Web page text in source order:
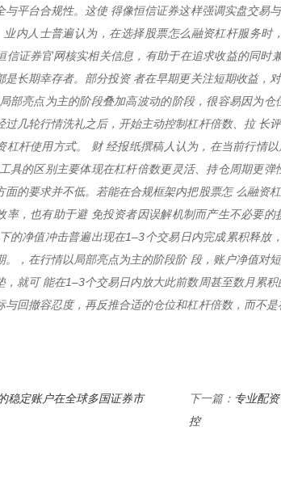
与平台合规性。这使 得像恒信证券这样强调实盘交易
内人士普遍认为，在选择股票怎么融资杠杆服务时
信证券官网核实相关信息，有助于在追求收益的同时
是长期幸存者。部分投资 者在早期更关注短期收益，
部亮点为主的阶段叠加高波动的阶段，很容易因为
过几轮行情洗礼之后，开始主动控制杠杆倍数、拉 长
杠杆使用方式。 财 经报纸撰稿人认为，在当前行情
具的区别主要体现在杠杆倍数更灵活、持仓周期更
面的要求并不低。若能在合规框架内把股票怎 么融资
率，也有助于避 免投资者因误解机制而产生不必要
的净值冲击普遍出现在1–3个交易日内完成累积释放
。，在行情以局部亮点为主的阶段阶 段，账户净值对
，就可 能在1–3个交易日内放大此前数周甚至数月累
与回撤容忍度，再反推合适的仓位和杠杆倍数，而不是
稳定账户在全球多国证券市
下一篇： 专业配
控